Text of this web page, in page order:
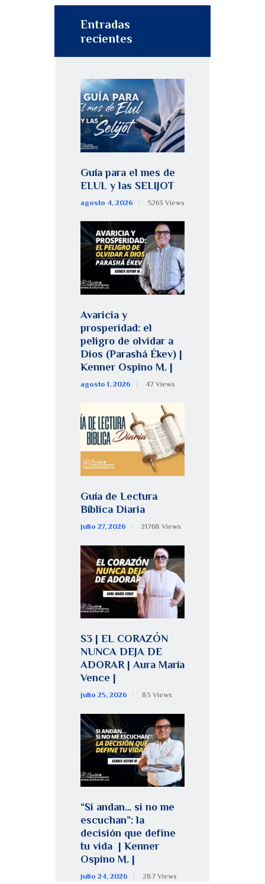
Entradas
recientes
Guía para el mes de
ELUL y las SELIJOT
agosto 4, 2026 5263 Views
Avaricia y
prosperidad: el
peligro de olvidar a
Dios (Parashá Ékev) |
Kenner Ospino M. |
agosto 1, 2026 47 Views
Guía de Lectura
Bíblica Diaria
julio 27, 2026 21768 Views
S3 | EL CORAZÓN
NUNCA DEJA DE
ADORAR | Aura María
Vence |
julio 25, 2026 83 Views
“Si andan… si no me
escuchan”: la
decisión que define
tu vida | Kenner
Ospino M. |
julio 24, 2026 287 Views